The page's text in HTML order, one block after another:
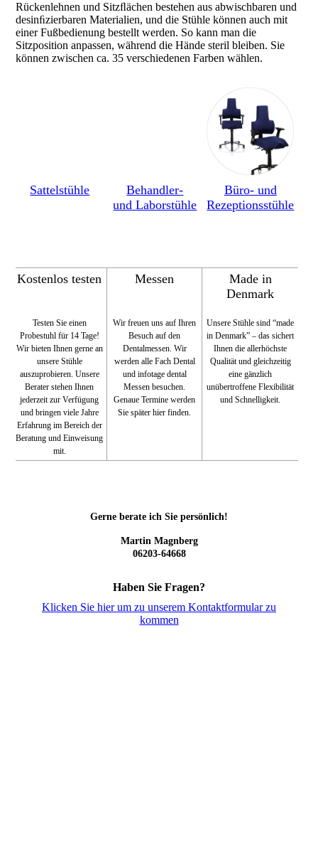
Rückenlehnen und Sitzﬂächen bestehen aus abwischbaren und
desinﬁzierbaren Materialien, und die Stühle können auch mit
einer Fußbedienung bestellt werden. So kann man die
Sitzposition anpassen, während die Hände steril bleiben. Sie
können zwischen ca. 35 verschiedenen Farben wählen.
Sattelstühle
Behandler-
und Laborstühle
Büro- und
Rezeptionsstühle
Kostenlos testen Messen
Made in
Denmark
Testen Sie einen
Probestuhl für 14 Tage!
Wir bieten Ihnen gerne an
unsere Stühle
auszuprobieren. Unsere
Berater stehen Ihnen
jederzeit zur Verfügung
und bringen viele Jahre
Erfahrung im Bereich der
Beratung und Einweisung
mit.
Wir freuen uns auf Ihren
Besuch auf den
Dentalmessen. Wir
werden alle Fach Dental
und infotage dental
Messen besuchen.
Genaue Termine werden
Sie später hier finden.
Unsere Stühle sind “made
in Denmark” – das sichert
Ihnen die allerhöchste
Qualität und gleichzeitig
eine gänzlich
unübertroffene Flexibilität
und Schnelligkeit.
Gerne berate ich Sie persönlich!
Martin Magnberg
06203-64668
Haben Sie Fragen?
Klicken Sie hier um zu unserem Kontaktformular zu
kommen